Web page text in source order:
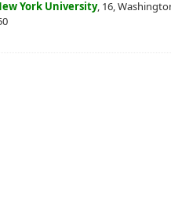
York University, 16,